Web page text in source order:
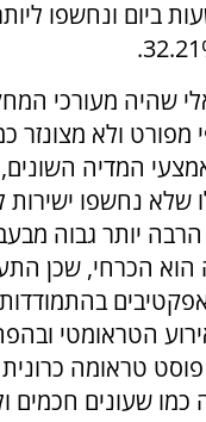
שהיה מעורכי
מפורט ולא מצונזר
המדיה
נחשפו ישירות
יותר גבוה
הכרחי, שכן
הטראומטי
טראומה
כמו שעונים חכמים